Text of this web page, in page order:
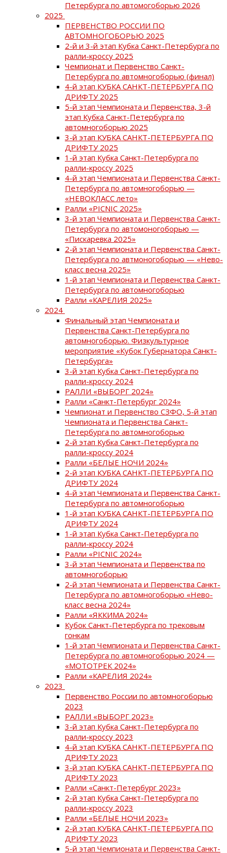
Петербурга по автомогоборью 2026
2025
ПЕРВЕНСТВО РОССИИ ПО
АВТОМНОГОБОРЬЮ 2025
2-й и 3-й этап Кубка Санкт-Петербурга по
ралли-кроссу 2025
Чемпионат и Первенство Санкт-
Петербурга по автомногоборью (финал)
4-й этап КУБКА САНКТ-ПЕТЕРБУРГА ПО
ДРИФТУ 2025
5-й этап Чемпионата и Первенства, 3-й
этап Кубка Санкт-Петербурга по
автомногоборью 2025
3-й этап КУБКА САНКТ-ПЕТЕРБУРГА ПО
ДРИФТУ 2025
1-й этап Кубка Санкт-Петербурга по
ралли-кроссу 2025
4-й этап Чемпионата и Первенства Санкт-
Петербурга по автомногоборью —
«НЕВОКЛАСС лето»
Ралли «PICNIC 2025»
3-й этап Чемпионата и Первенства Санкт-
Петербурга по автомоногоборью —
«Пискаревка 2025»
2-й этап Чемпионата и Первенства Санкт-
Петербурга по автмоногоборью — «Нево-
класс весна 2025»
1-й этап Чемпионата и Первенства Санкт-
Петербурга по автомногоборью
Ралли «КАРЕЛИЯ 2025»
2024
Финальный этап Чемпионата и
Первенства Санкт-Петербурга по
автомногоборью. Физкультурное
мероприятие «Кубок Губернатора Санкт-
Петербурга»
3-й этап Кубка Санкт-Петербурга по
ралли-кроссу 2024
РАЛЛИ «ВЫБОРГ 2024»
Ралли «Санкт-Петербург 2024»
Чемпионат и Первенство СЗФО, 5-й этап
Чемпионата и Первенства Санкт-
Петербурга по автомногоборью
2-й этап Кубка Санкт-Петербурга по
ралли-кроссу 2024
Ралли «БЕЛЫЕ НОЧИ 2024»
2-й этап КУБКА САНКТ-ПЕТЕРБУРГА ПО
ДРИФТУ 2024
4-й этап Чемпионата и Первенства Санкт-
Петербурга по автомногоборью
1-й этап КУБКА САНКТ-ПЕТЕРБУРГА ПО
ДРИФТУ 2024
1-й этап Кубка Санкт-Петербурга по
ралли-кроссу 2024
Ралли «PICNIC 2024»
3-й этап Чемпионата и Первенства по
автомногоборью
2-й этап Чемпионата и Первенства Санкт-
Петербурга по автомногоборью «Нево-
класс весна 2024»
Ралли «ЯККИМА 2024»
Кубок Санкт-Петербурга по трековым
гонкам
1-й этап Чемпионата и Первенства Санкт-
Петербурга по автомногоборью 2024 —
«МОТОТРЕК 2024»
Ралли «КАРЕЛИЯ 2024»
2023
Первенство России по автомногоборью
2023
РАЛЛИ «ВЫБОРГ 2023»
3-й этап Кубка Санкт-Петербурга по
ралли-кроссу 2023
4-й этап КУБКА САНКТ-ПЕТЕРБУРГА ПО
ДРИФТУ 2023
3-й этап КУБКА САНКТ-ПЕТЕРБУРГА ПО
ДРИФТУ 2023
Ралли «Санкт-Петербург 2023»
2-й этап Кубка Санкт-Петербурга по
ралли-кроссу 2023
Ралли «БЕЛЫЕ НОЧИ 2023»
2-й этап КУБКА САНКТ-ПЕТЕРБУРГА ПО
ДРИФТУ 2023
5-й этап Чемпионата и Первенства Санкт-